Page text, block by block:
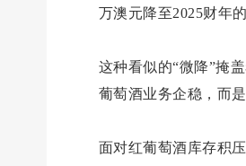
万澳元降至2025财年
这种看似的“微降”掩
葡萄酒业务企稳，而
面对红葡萄酒库存积